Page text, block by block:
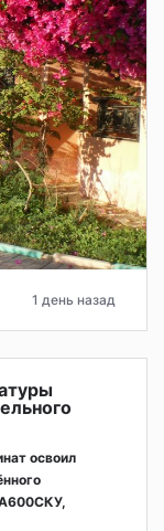
1 день назад
освоил